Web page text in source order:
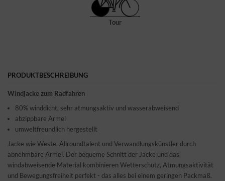
Tour
PRODUKTBESCHREIBUNG
Windjacke zum Radfahren
80% winddicht, sehr atmungsaktiv und wasserabweisend
abzippbare Ärmel
umweltfreundlich hergestellt
Jacke wie Weste. Allroundtalent und Verwandlungskünstler durch
abnehmbare Ärmel. Der bequeme Schnitt der Jacke und das
windabweisende Material kombinieren Wetterschutz, Atmungsaktivität
und Bewegungsfreiheit perfekt - das alles bei einem geringen Packmaß.